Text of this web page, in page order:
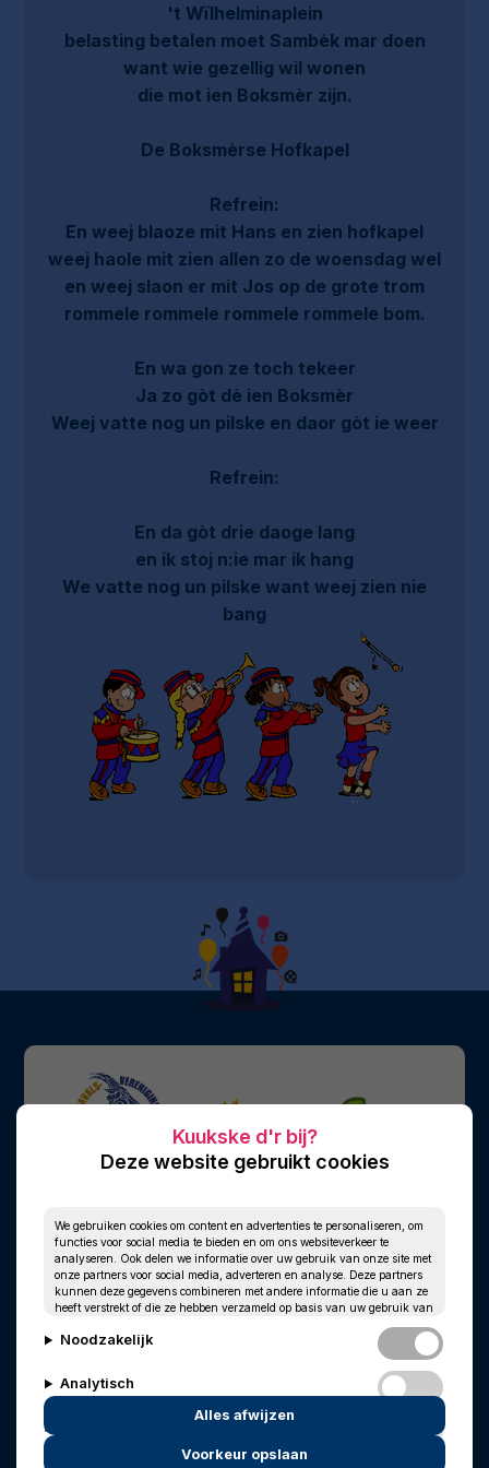
't Wïlhelminaplein
belasting betalen moet Sambèk mar doen
want wie gezellig wil wonen
die mot ien Boksmèr zijn.
De Boksmèrse Hofkapel
Refrein:
En weej blaoze mit Hans en zien hofkapel
weej haole mit zien allen zo de woensdag wel
en weej slaon er mit Jos op de grote trom
rommele rommele rommele rommele bom.
En wa gon ze toch tekeer
Ja zo gòt dè ien Boksmèr
Weej vatte nog un pilske en daor gòt ie weer
Refrein:
En da gòt drie daoge lang
en ik stoj n:ie mar ik hang
We vatte nog un pilske want weej zien nie
bang
© 2010 - 2026PrivacyCookies
Deze website gebruikt cookies
We gebruiken cookies om content en advertenties te personaliseren, om
functies voor social media te bieden en om ons websiteverkeer te
analyseren. Ook delen we informatie over uw gebruik van onze site met
onze partners voor social media, adverteren en analyse. Deze partners
kunnen deze gegevens combineren met andere informatie die u aan ze
heeft verstrekt of die ze hebben verzameld op basis van uw gebruik van
Noodzakelijk
Analytisch
Alles afwijzen
Voorkeur opslaan